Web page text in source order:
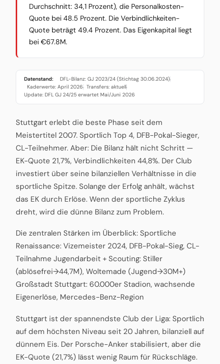
Durchschnitt: 34,1 Prozent), die Personalkosten-
Quote bei 48.5 Prozent. Die Verbindlichkeiten-
Quote beträgt 49.4 Prozent. Das Eigenkapital liegt
bei €67.8M.
Datenstand: DFL-Bilanz: GJ 2023/24 (Stichtag 30.06.2024)·
Kaderwerte: April 2026· Transfers: aktuell·
Update: DFL GJ 24/25 erwartet Mai/Juni 2026
Stuttgart erlebt die beste Phase seit dem
Meistertitel 2007. Sportlich Top 4, DFB-Pokal-Sieger,
CL-Teilnehmer. Aber: Die Bilanz hält nicht Schritt —
EK-Quote 21,7%, Verbindlichkeiten 44,8%. Der Club
investiert über seine bilanziellen Verhältnisse in die
sportliche Spitze. Solange der Erfolg anhält, wächst
das EK durch Erlöse. Wenn der sportliche Zyklus
dreht, wird die dünne Bilanz zum Problem.
Die zentralen Stärken im Überblick: Sportliche
Renaissance: Vizemeister 2024, DFB-Pokal-Sieg, CL-
Teilnahme Jugendarbeit + Scouting: Stiller
(ablösefrei→44,7M), Woltemade (Jugend→30M+)
Großstadt Stuttgart: 60.000er Stadion, wachsende
Eigenerlöse, Mercedes-Benz-Region
Stuttgart ist der spannendste Club der Liga: Sportlich
auf dem höchsten Niveau seit 20 Jahren, bilanziell auf
dünnem Eis. Der Porsche-Anker stabilisiert, aber die
EK-Quote (21,7%) lässt wenig Raum für Rückschläge.